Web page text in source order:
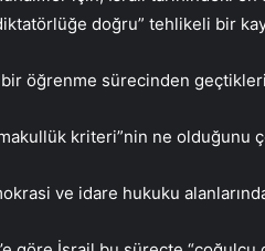
diktatörlüğe doğru” tehlikeli bir
bir öğrenme sürecinden
kriteri”nin ne olduğunu
ve idare hukuku